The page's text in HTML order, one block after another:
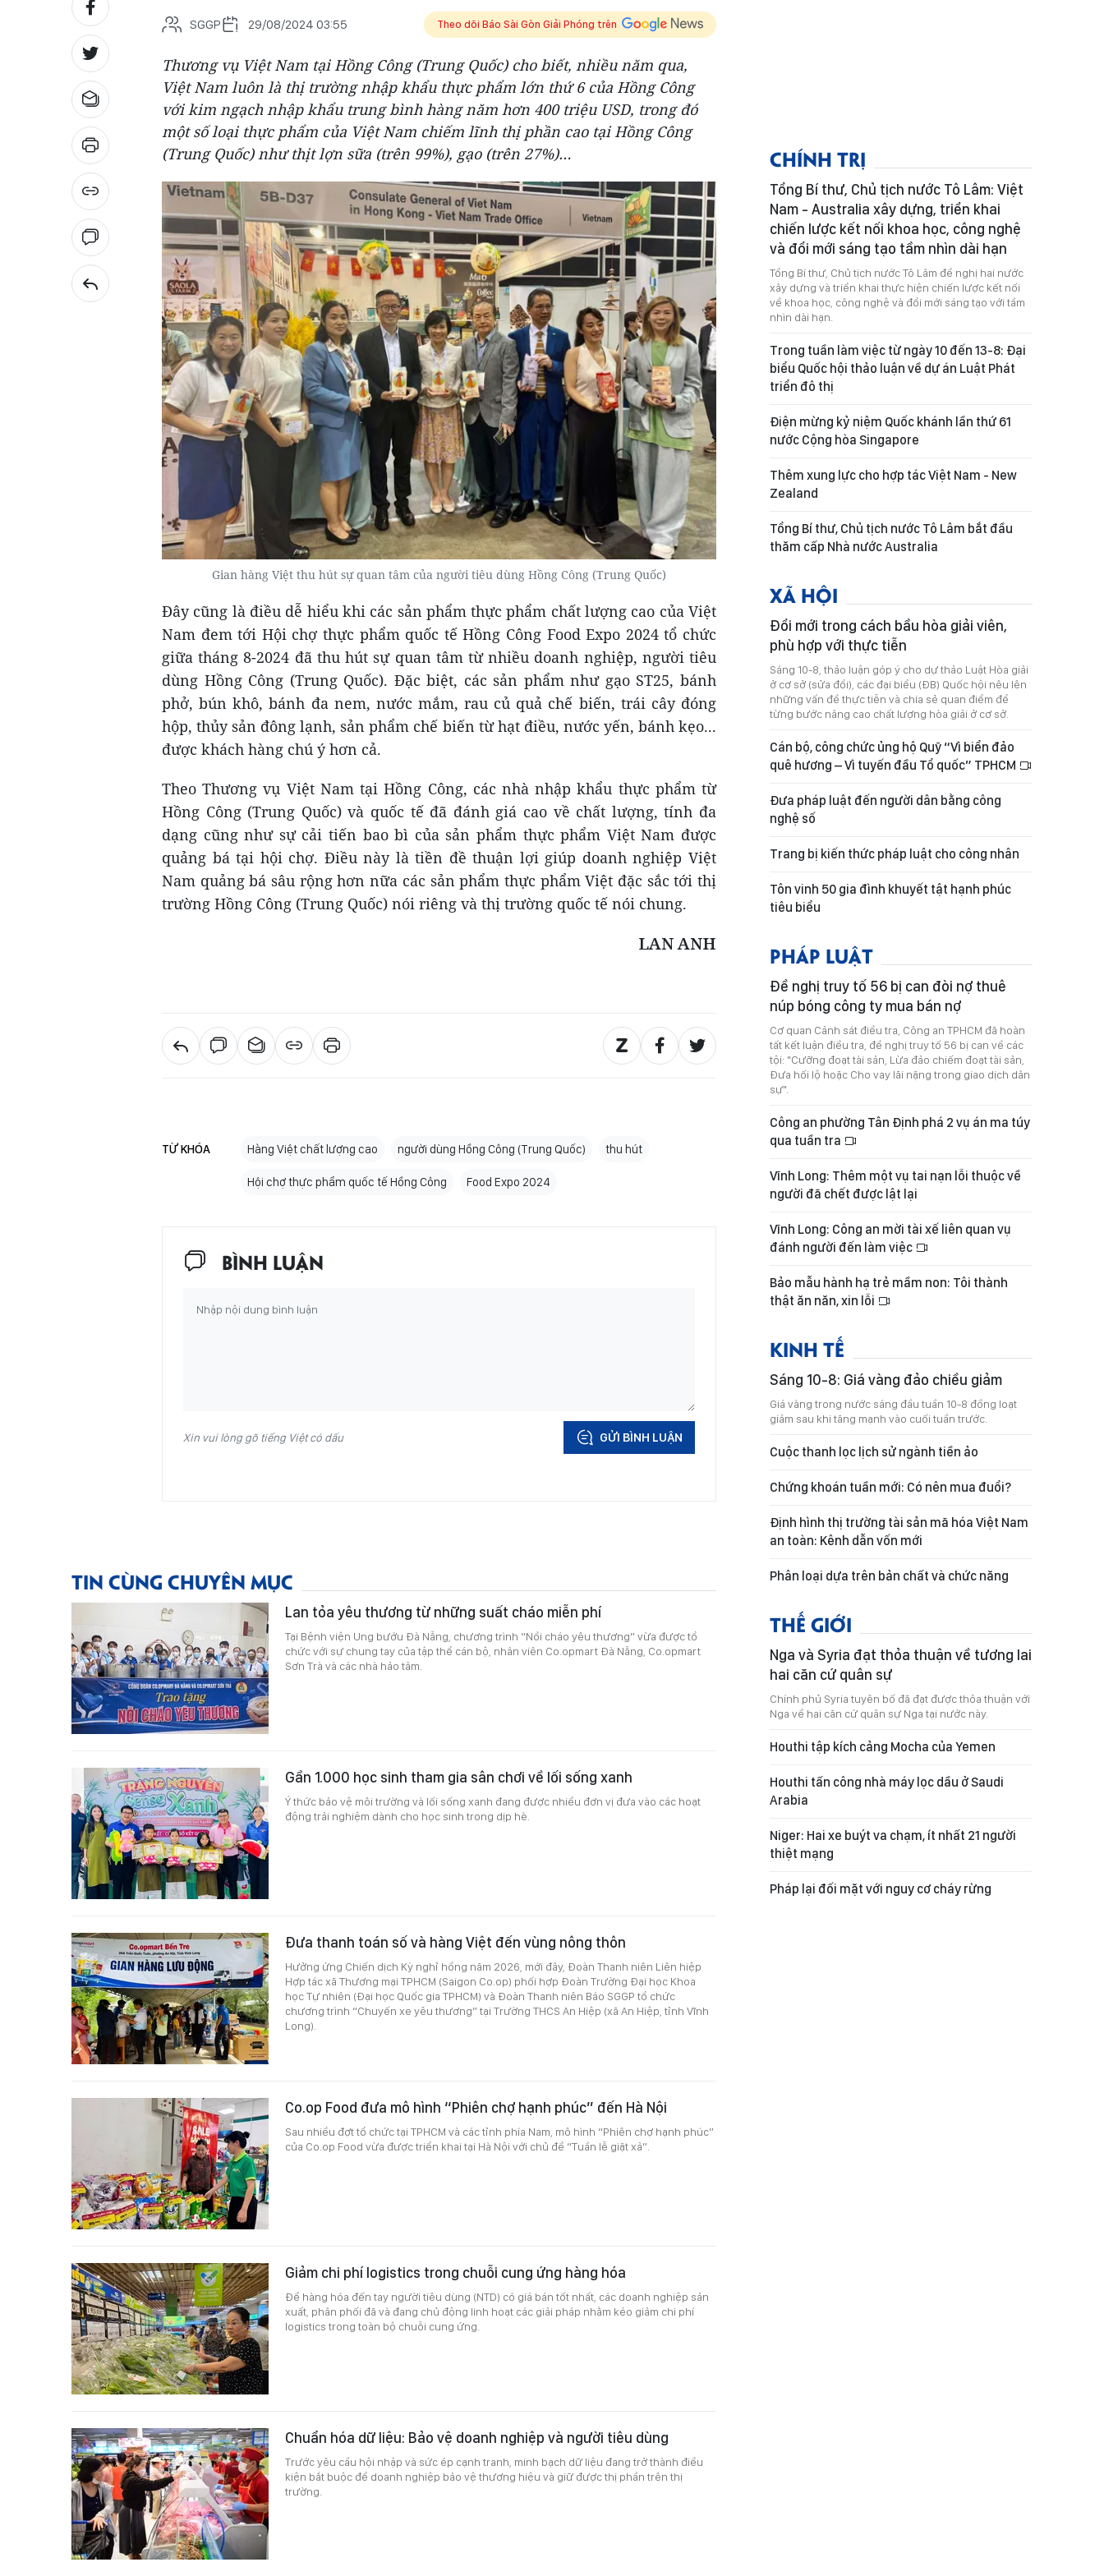
SGGP 29/08/2024 03:55 Theo dõi Báo Sài Gòn Giải Phóng trên
Thương vụ Việt Nam tại Hồng Công (Trung Quốc) cho biết, nhiều năm qua,
Việt Nam luôn là thị trường nhập khẩu thực phẩm lớn thứ 6 của Hồng Công
với kim ngạch nhập khẩu trung bình hàng năm hơn 400 triệu USD, trong đó
một số loại thực phẩm của Việt Nam chiếm lĩnh thị phần cao tại Hồng Công
(Trung Quốc) như thịt lợn sữa (trên 99%), gạo (trên 27%)…
Gian hàng Việt thu hút sự quan tâm của người tiêu dùng Hồng Công (Trung Quốc)
Đây cũng là điều dễ hiểu khi các sản phẩm thực phẩm chất lượng cao của Việt
Nam đem tới Hội chợ thực phẩm quốc tế Hồng Công Food Expo 2024 tổ chức
giữa tháng 8-2024 đã thu hút sự quan tâm từ nhiều doanh nghiệp, người tiêu
dùng Hồng Công (Trung Quốc). Đặc biệt, các sản phẩm như gạo ST25, bánh
phở, bún khô, bánh đa nem, nước mắm, rau củ quả chế biến, trái cây đóng
hộp, thủy sản đông lạnh, sản phẩm chế biến từ hạt điều, nước yến, bánh kẹo...
được khách hàng chú ý hơn cả.
Theo Thương vụ Việt Nam tại Hồng Công, các nhà nhập khẩu thực phẩm từ
Hồng Công (Trung Quốc) và quốc tế đã đánh giá cao về chất lượng, tính đa
dạng cũng như sự cải tiến bao bì của sản phẩm thực phẩm Việt Nam được
quảng bá tại hội chợ. Điều này là tiền đề thuận lợi giúp doanh nghiệp Việt
Nam quảng bá sâu rộng hơn nữa các sản phẩm thực phẩm Việt đặc sắc tới thị
trường Hồng Công (Trung Quốc) nói riêng và thị trường quốc tế nói chung.
LAN ANH
TỪ KHÓA Hàng Việt chất lượng cao người dùng Hồng Công (Trung Quốc) thu hút
Hội chợ thực phẩm quốc tế Hồng Công Food Expo 2024
BÌNH LUẬN
Xin vui lòng gõ tiếng Việt có dấu GỬI BÌNH LUẬN
TIN CÙNG CHUYÊN MỤC
Lan tỏa yêu thương từ những suất cháo miễn phí
Tại Bệnh viện Ung bướu Đà Nẵng, chương trình “Nồi cháo yêu thương” vừa được tổ
chức với sự chung tay của tập thể cán bộ, nhân viên Co.opmart Đà Nẵng, Co.opmart
Sơn Trà và các nhà hảo tâm.
Gần 1.000 học sinh tham gia sân chơi về lối sống xanh
Ý thức bảo vệ môi trường và lối sống xanh đang được nhiều đơn vị đưa vào các hoạt
động trải nghiệm dành cho học sinh trong dịp hè.
Đưa thanh toán số và hàng Việt đến vùng nông thôn
Hưởng ứng Chiến dịch Kỳ nghỉ hồng năm 2026, mới đây, Đoàn Thanh niên Liên hiệp
Hợp tác xã Thương mại TPHCM (Saigon Co.op) phối hợp Đoàn Trường Đại học Khoa
học Tự nhiên (Đại học Quốc gia TPHCM) và Đoàn Thanh niên Báo SGGP tổ chức
chương trình “Chuyến xe yêu thương” tại Trường THCS An Hiệp (xã An Hiệp, tỉnh Vĩnh
Long).
Co.op Food đưa mô hình “Phiên chợ hạnh phúc” đến Hà Nội
Sau nhiều đợt tổ chức tại TPHCM và các tỉnh phía Nam, mô hình “Phiên chợ hạnh phúc”
của Co.op Food vừa được triển khai tại Hà Nội với chủ đề “Tuần lễ giặt xả”.
Giảm chi phí logistics trong chuỗi cung ứng hàng hóa
Để hàng hóa đến tay người tiêu dùng (NTD) có giá bán tốt nhất, các doanh nghiệp sản
xuất, phân phối đã và đang chủ động linh hoạt các giải pháp nhằm kéo giảm chi phí
logistics trong toàn bộ chuỗi cung ứng.
Chuẩn hóa dữ liệu: Bảo vệ doanh nghiệp và người tiêu dùng
Trước yêu cầu hội nhập và sức ép cạnh tranh, minh bạch dữ liệu đang trở thành điều
kiện bắt buộc để doanh nghiệp bảo vệ thương hiệu và giữ được thị phần trên thị
trường.
CHÍNH TRỊ
Tổng Bí thư, Chủ tịch nước Tô Lâm: Việt
Nam - Australia xây dựng, triển khai
chiến lược kết nối khoa học, công nghệ
và đổi mới sáng tạo tầm nhìn dài hạn
Tổng Bí thư, Chủ tịch nước Tô Lâm đề nghị hai nước
xây dựng và triển khai thực hiện chiến lược kết nối
về khoa học, công nghệ và đổi mới sáng tạo với tầm
nhìn dài hạn.
Trong tuần làm việc từ ngày 10 đến 13-8: Đại
biểu Quốc hội thảo luận về dự án Luật Phát
triển đô thị
Điện mừng kỷ niệm Quốc khánh lần thứ 61
nước Cộng hòa Singapore
Thêm xung lực cho hợp tác Việt Nam - New
Zealand
Tổng Bí thư, Chủ tịch nước Tô Lâm bắt đầu
thăm cấp Nhà nước Australia
XÃ HỘI
Đổi mới trong cách bầu hòa giải viên,
phù hợp với thực tiễn
Sáng 10-8, thảo luận góp ý cho dự thảo Luật Hòa giải
ở cơ sở (sửa đổi), các đại biểu (ĐB) Quốc hội nêu lên
những vấn đề thực tiễn và chia sẻ quan điểm để
từng bước nâng cao chất lượng hòa giải ở cơ sở.
Cán bộ, công chức ủng hộ Quỹ “Vì biển đảo
quê hương – Vì tuyến đầu Tổ quốc” TPHCM
Đưa pháp luật đến người dân bằng công
nghệ số
Trang bị kiến thức pháp luật cho công nhân
Tôn vinh 50 gia đình khuyết tật hạnh phúc
tiêu biểu
PHÁP LUẬT
Đề nghị truy tố 56 bị can đòi nợ thuê
núp bóng công ty mua bán nợ
Cơ quan Cảnh sát điều tra, Công an TPHCM đã hoàn
tất kết luận điều tra, đề nghị truy tố 56 bị can về các
tội: "Cưỡng đoạt tài sản, Lừa đảo chiếm đoạt tài sản,
Đưa hối lộ hoặc Cho vay lãi nặng trong giao dịch dân
sự".
Công an phường Tân Định phá 2 vụ án ma túy
qua tuần tra
Vĩnh Long: Thêm một vụ tai nạn lỗi thuộc về
người đã chết được lật lại
Vĩnh Long: Công an mời tài xế liên quan vụ
đánh người đến làm việc
Bảo mẫu hành hạ trẻ mầm non: Tôi thành
thật ăn năn, xin lỗi
KINH TẾ
Sáng 10-8: Giá vàng đảo chiều giảm
Giá vàng trong nước sáng đầu tuần 10-8 đồng loạt
giảm sau khi tăng mạnh vào cuối tuần trước.
Cuộc thanh lọc lịch sử ngành tiền ảo
Chứng khoán tuần mới: Có nên mua đuổi?
Định hình thị trường tài sản mã hóa Việt Nam
an toàn: Kênh dẫn vốn mới
Phân loại dựa trên bản chất và chức năng
THẾ GIỚI
Nga và Syria đạt thỏa thuận về tương lai
hai căn cứ quân sự
Chính phủ Syria tuyên bố đã đạt được thỏa thuận với
Nga về hai căn cứ quân sự Nga tại nước này.
Houthi tập kích cảng Mocha của Yemen
Houthi tấn công nhà máy lọc dầu ở Saudi
Arabia
Niger: Hai xe buýt va chạm, ít nhất 21 người
thiệt mạng
Pháp lại đối mặt với nguy cơ cháy rừng